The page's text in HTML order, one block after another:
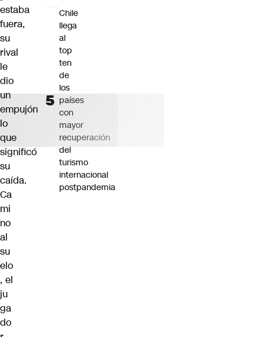
estaba
fuera,
su
rival
le
dio
un
empujón
lo
que
significó
su
caída.
Ca
mi
no
al
su
elo
, el
ju
ga
do
Chile
llega
al
top
ten
de
los
países
con
mayor
recuperación
del
turismo
internacional
postpandemia